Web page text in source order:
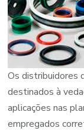
Os distribuidores
destinados à
aplicações nas
empregados